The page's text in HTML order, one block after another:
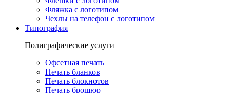
Фляжка с логотипом
Чехлы на телефон с логотипом
Типография
Полиграфические услуги
Офсетная печать
Печать бланков
Печать блокнотов
Печать брошюр